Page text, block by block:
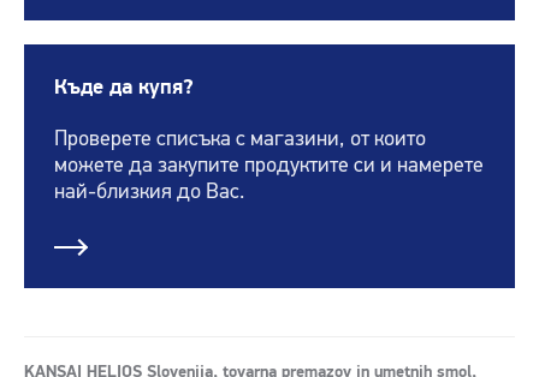
Къде да купя?
Проверете списъка с магазини, от които
можете да закупите продуктите си и намерете
най-близкия до Вас.
KANSAI HELIOS Slovenija, tovarna premazov in umetnih smol,